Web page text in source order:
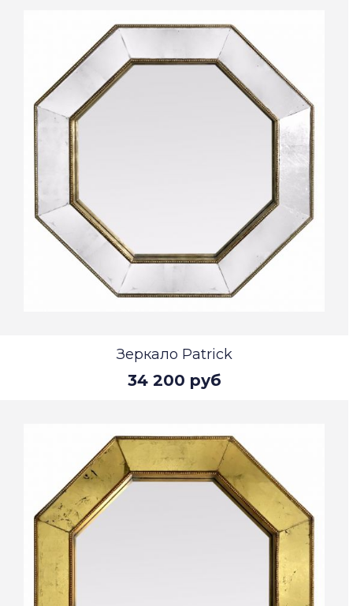
Зеркало Patrick
34 200 руб